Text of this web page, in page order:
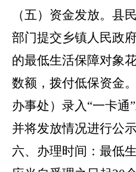
（五）资金发放。 县
部门提交乡镇人民政
的最低生活保障对象
数额，拨付低保资金
办事处）录入 “一卡通
并将发放情况进行公示
六、办理时间： 最低